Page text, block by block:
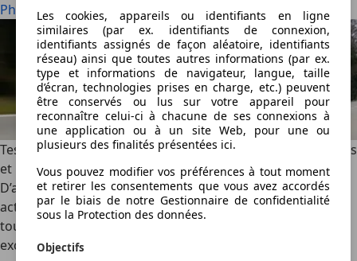
Phaeton 3.0 TDI – Economiser
Test comparatif: BMW 123d Coupé vs. Volvo C30 D5 – Belles
et rebelles
D’après l’Office allemand de l’automobile, la tendance est
actuellement aux petites voitures. La clientèle aisée,
toutefois, n’est pas prête à renoncer à une certaine
exclusivité. Nous avons donc examiné de plus près deux
Les cookies, appareils ou identifiants en ligne
similaires (par ex. identifiants de connexion,
identifiants assignés de façon aléatoire, identifiants
réseau) ainsi que toutes autres informations (par ex.
type et informations de navigateur, langue, taille
d’écran, technologies prises en charge, etc.) peuvent
être conservés ou lus sur votre appareil pour
reconnaître celui-ci à chacune de ses connexions à
une application ou à un site Web, pour une ou
plusieurs des finalités présentées ici.
Vous pouvez modifier vos préférences à tout moment
et retirer les consentements que vous avez accordés
par le biais de notre Gestionnaire de confidentialité
sous la Protection des données.
Objectifs